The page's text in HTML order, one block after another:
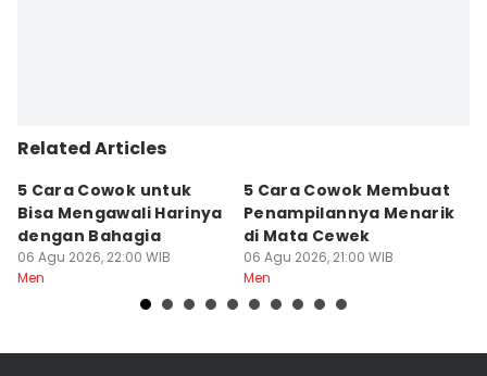
Related Articles
5 Cara Cowok untuk
Bisa Mengawali Harinya
dengan Bahagia
06 Agu 2026, 22:00 WIB
Men
5 Cara Cowok Membuat
Penampilannya Menarik
di Mata Cewek
06 Agu 2026, 21:00 WIB
Men